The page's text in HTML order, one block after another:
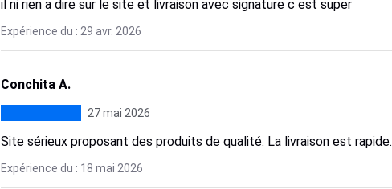
il ni rien a dire sur le site et livraison avec signature c est super
Expérience du : 29 avr. 2026
Conchita A.
27 mai 2026
Site sérieux proposant des produits de qualité. La livraison est rapide.
Expérience du : 18 mai 2026